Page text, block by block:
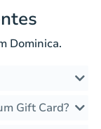
Dominica.
Gift Card?